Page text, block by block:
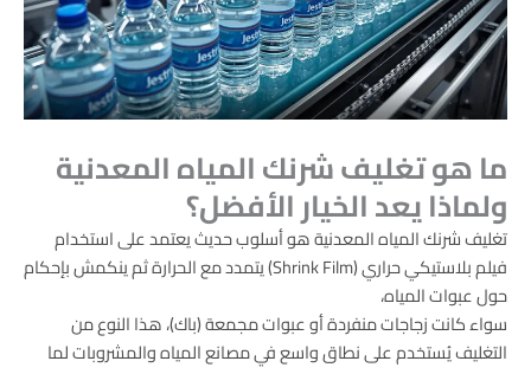
ما هو تغليف شرنك المياه المعدنية
ولماذا يعد الخيار الأفضل؟
تغليف شرنك المياه المعدنية هو أسلوب حديث يعتمد على استخدام
فيلم بلاستيكي حراري (Shrink Film) يتمدد مع الحرارة ثم ينكمش بإحكام
حول عبوات المياه،
سواء كانت زجاجات منفردة أو عبوات مجمعة (باك)، هذا النوع من
التغليف يُستخدم على نطاق واسع في مصانع المياه والمشروبات لما